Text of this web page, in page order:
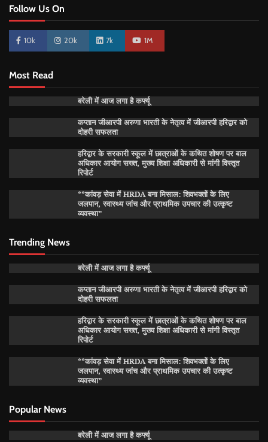
Follow Us On
10k 20k 7k 1M
Most Read
बरेली में आज लगा है कर्फ्यू
कप्तान जीआरपी अरुणा भारती के नेतृत्व में जीआरपी हरिद्वार को
दोहरी सफलता
हरिद्वार के सरकारी स्कूल में छात्राओं के कथित शोषण पर बाल
अधिकार आयोग सख्त, मुख्य शिक्षा अधिकारी से मांगी विस्तृत
रिपोर्ट
**कांवड़ सेवा में HRDA बना मिसाल: शिवभक्तों के लिए
जलपान, स्वास्थ्य जांच और प्राथमिक उपचार की उत्कृष्ट
व्यवस्था”
Trending News
बरेली में आज लगा है कर्फ्यू
कप्तान जीआरपी अरुणा भारती के नेतृत्व में जीआरपी हरिद्वार को
दोहरी सफलता
हरिद्वार के सरकारी स्कूल में छात्राओं के कथित शोषण पर बाल
अधिकार आयोग सख्त, मुख्य शिक्षा अधिकारी से मांगी विस्तृत
रिपोर्ट
**कांवड़ सेवा में HRDA बना मिसाल: शिवभक्तों के लिए
जलपान, स्वास्थ्य जांच और प्राथमिक उपचार की उत्कृष्ट
व्यवस्था”
Popular News
बरेली में आज लगा है कर्फ्यू